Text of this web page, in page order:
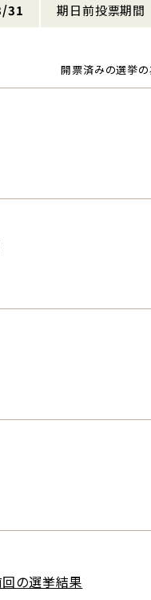
31 期日前投票期間
開票済みの選挙の
の選挙結果